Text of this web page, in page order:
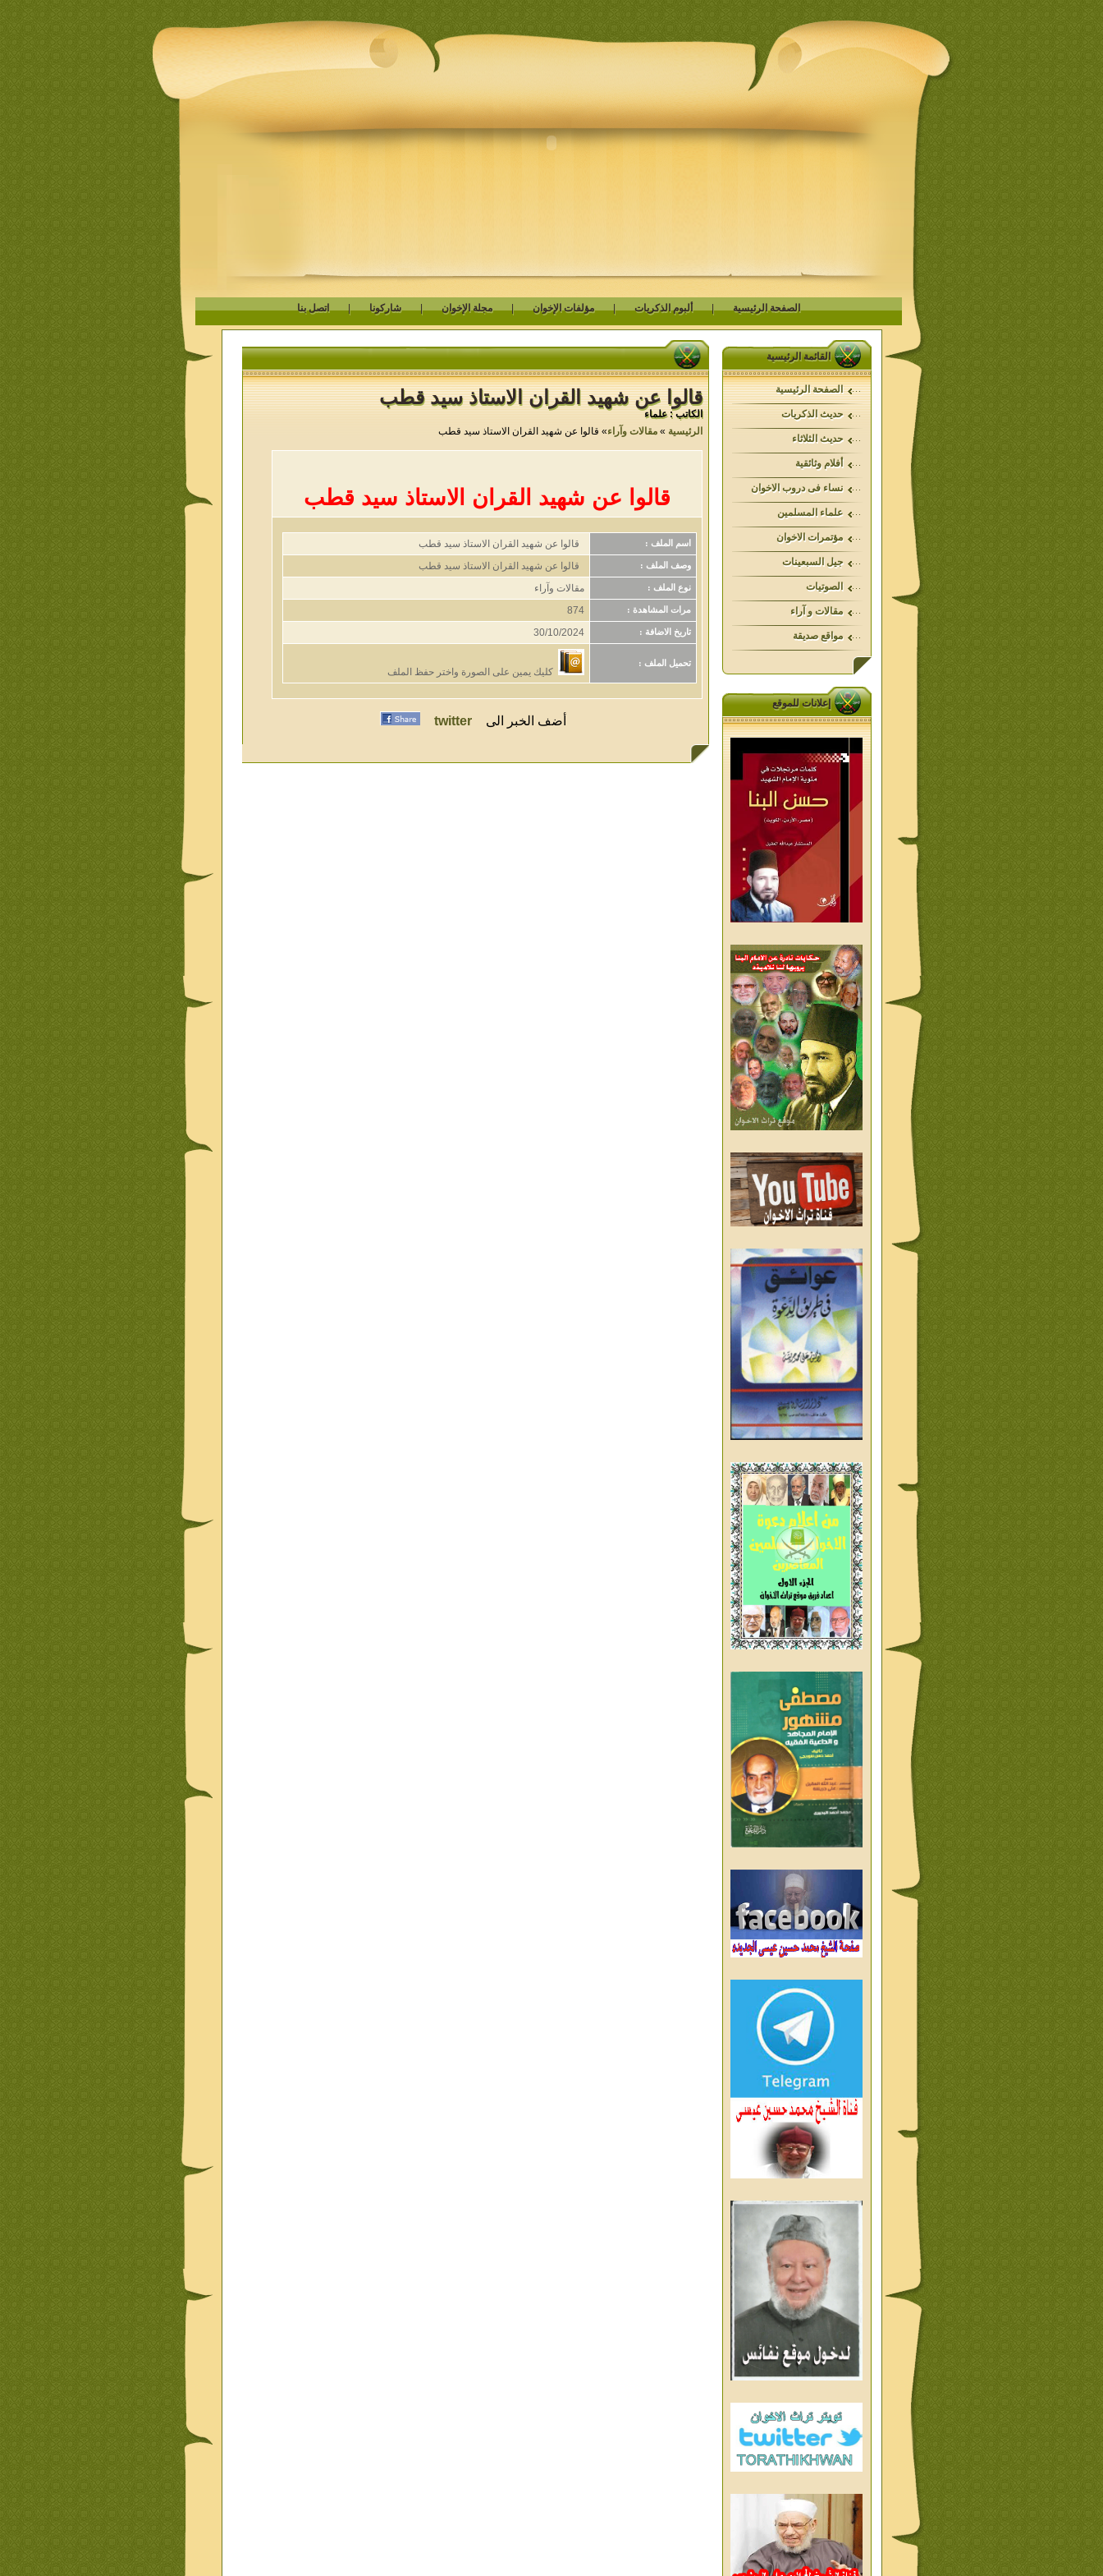
الصفحة الرئيسية | ألبوم الذكريات | مؤلفات الإخوان | مجلة الإخوان | شاركونا | اتصل بنا
القائمة الرئيسية
الصفحة الرئيسية
حديث الذكريات
حديث الثلاثاء
أفلام وثائقية
نساء فى دروب الاخوان
علماء المسلمين
مؤتمرات الاخوان
جيل السبعينات
الصوتيات
مقالات و آراء
مواقع صديقة
إعلانات للموقع
قالوا عن شهيد القران الاستاذ سيد قطب
الكاتب : علماء
الرئيسية »مقالات وآراء» قالوا عن شهيد القران الاستاذ سيد قطب
قالوا عن شهيد القران الاستاذ سيد قطب
اسم الملف : قالوا عن شهيد القران الاستاذ سيد قطب
وصف الملف : قالوا عن شهيد القران الاستاذ سيد قطب
نوع الملف : مقالات وآراء
مرات المشاهدة : 874
تاريخ الاضافة : 30/10/2024
تحميل الملف :
كليك يمين على الصورة واختر حفظ الملف
أضف الخبر الى twitter